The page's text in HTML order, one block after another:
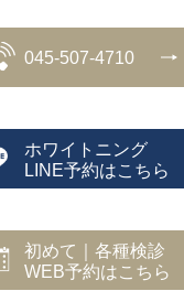
045-507-4710
ホワイトニング
LINE予約はこちら
初めて｜各種検診
WEB予約はこちら